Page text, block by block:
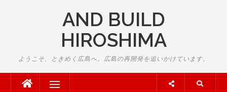
AND BUILD
HIROSHIMA
ようこそ、ときめく広島へ。広島の再開発を追いかけています。
Menu